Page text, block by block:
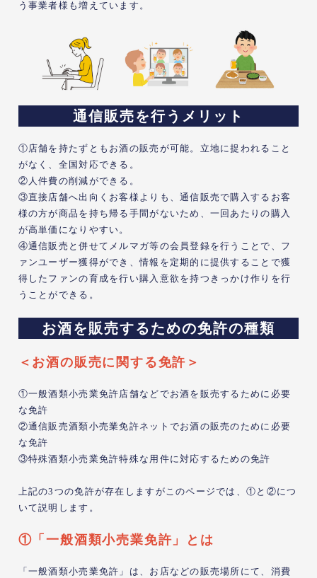
う事業者様も増えています。
通信販売を行うメリット
①店舗を持たずともお酒の販売が可能。立地に捉われること
がなく、全国対応できる。
②人件費の削減ができる。
③直接店舗へ出向くお客様よりも、通信販売で購入するお客
様の方が商品を持ち帰る手間がないため、一回あたりの購入
が高単価になりやすい。
④通信販売と併せてメルマガ等の会員登録を行うことで、フ
ァンユーザー獲得ができ、情報を定期的に提供することで獲
得したファンの育成を行い購入意欲を持つきっかけ作りを行
うことができる。
お酒を販売するための免許の種類
＜お酒の販売に関する免許＞
①一般酒類小売業免許店舗などでお酒を販売するために必要
な免許
②通信販売酒類小売業免許ネットでお酒の販売のために必要
な免許
③特殊酒類小売業免許特殊な用件に対応するための免許
上記の3つの免許が存在しますがこのページでは、①と②につ
いて説明します。
①「一般酒類小売業免許」とは
「一般酒類小売業免許」は、お店などの販売場所にて、消費